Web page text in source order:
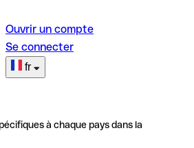
Ouvrir un compte
Se connecter
fr
à chaque pays dans la